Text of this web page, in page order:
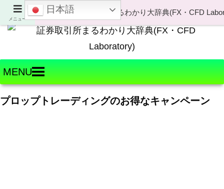
Welcome to FX・CFD Laboratory!
MENU
プロップトレーディングのお得なキャンペーン
メニュー
日本語